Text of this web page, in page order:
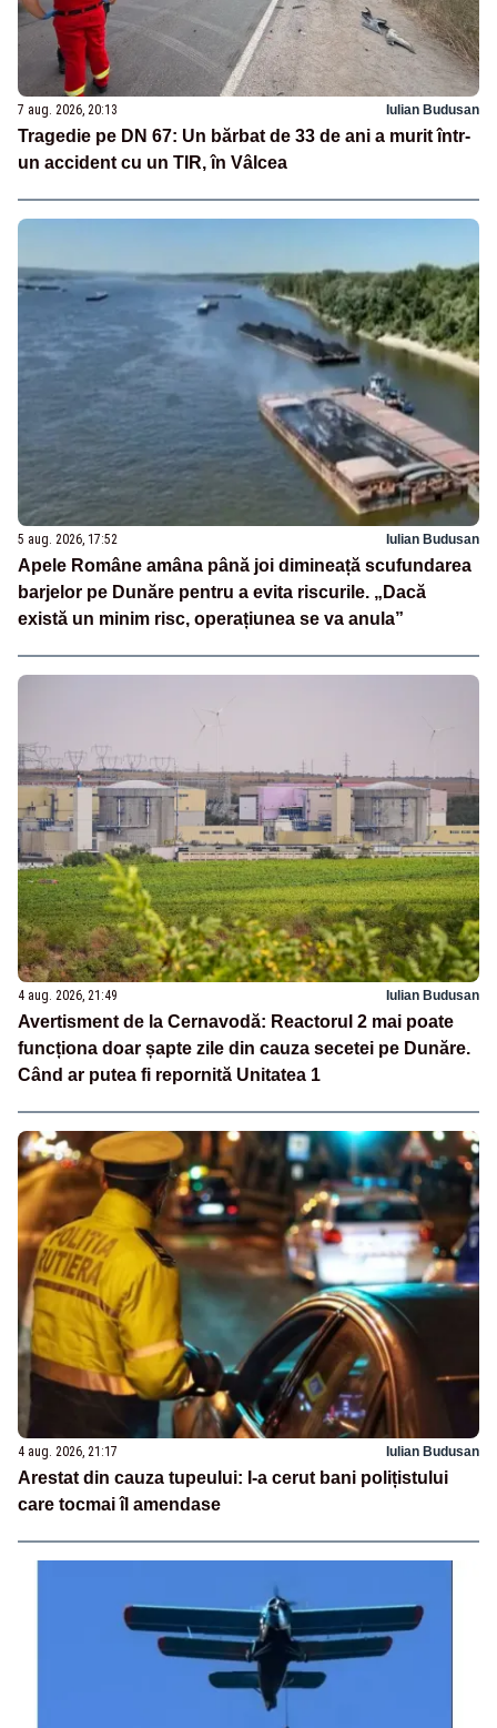
7 aug. 2026, 20:13 Iulian Budusan
Tragedie pe DN 67: Un bărbat de 33 de ani a murit într-
un accident cu un TIR, în Vâlcea
5 aug. 2026, 17:52 Iulian Budusan
Apele Române amâna până joi dimineață scufundarea
barjelor pe Dunăre pentru a evita riscurile. „Dacă
există un minim risc, operațiunea se va anula”
4 aug. 2026, 21:49 Iulian Budusan
Avertisment de la Cernavodă: Reactorul 2 mai poate
funcționa doar șapte zile din cauza secetei pe Dunăre.
Când ar putea fi repornită Unitatea 1
4 aug. 2026, 21:17 Iulian Budusan
Arestat din cauza tupeului: I-a cerut bani polițistului
care tocmai îl amendase